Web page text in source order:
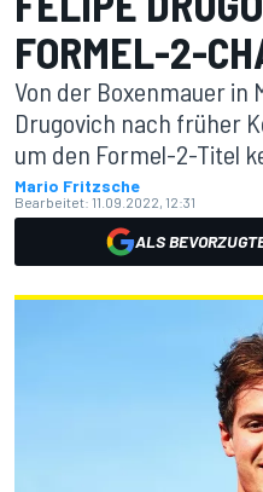
FORMEL-2-
Von der Boxenmauer in
Drugovich nach früher
um den Formel-2-Titel
Mario Fritzsche
Bearbeitet: 11.09.2022, 12:31
ALS